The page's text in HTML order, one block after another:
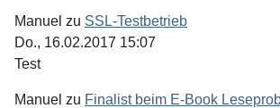
Manuel zu SSL-Testbetrieb
Do., 16.02.2017 15:07
Test
Manuel zu Finalist beim E-Book